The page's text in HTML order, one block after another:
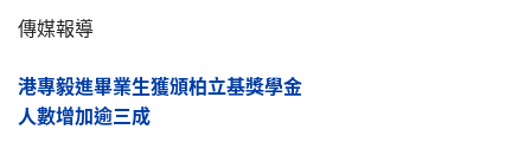
傳媒報導
港專毅進畢業生獲頒柏立基獎學金
人數增加逾三成